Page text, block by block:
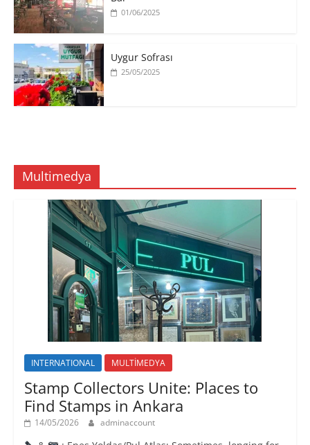
01/06/2025
Uygur Sofrası
25/05/2025
Multimedya
INTERNATIONAL MULTİMEDYA
Stamp Collectors Unite: Places to
Find Stamps in Ankara
14/05/2026 adminaccount